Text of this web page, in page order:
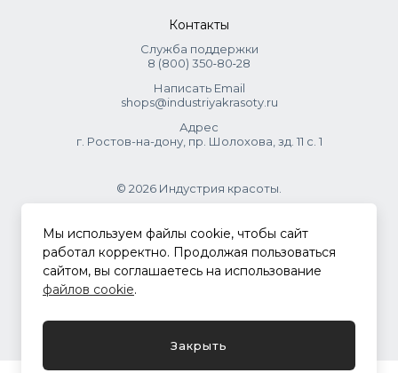
Контакты
Служба поддержки
8 (800) 350‑80‑28
Написать Email
shops@industriyakrasoty.ru
Адрес
г. Ростов-на-дону, пр. Шолохова, зд. 11 с. 1
© 2026 Индустрия красоты.
.
Политика конфиденциальности
Мы используем файлы cookie, чтобы сайт
работал корректно. Продолжая пользоваться
сайтом, вы соглашаетесь на использование
файлов cookie.
Закрыть